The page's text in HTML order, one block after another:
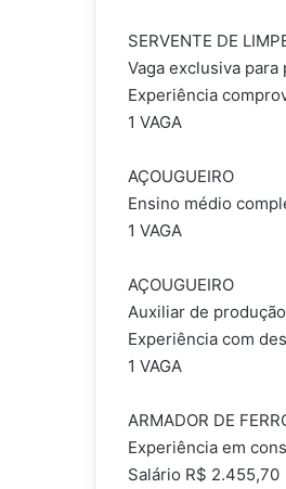
SERVENTE DE
Vaga exclusiva
Experiência
1 VAGA
AÇOUGUEIRO
Ensino médio
1 VAGA
AÇOUGUEIRO
Auxiliar de
Experiência com
1 VAGA
ARMADOR DE
Experiência em
Salário R$ 2.455,70